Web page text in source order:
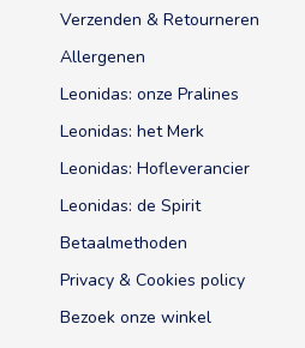
Verzenden & Retourneren
Allergenen
Leonidas: onze Pralines
Leonidas: het Merk
Leonidas: Hofleverancier
Leonidas: de Spirit
Betaalmethoden
Privacy & Cookies policy
Bezoek onze winkel